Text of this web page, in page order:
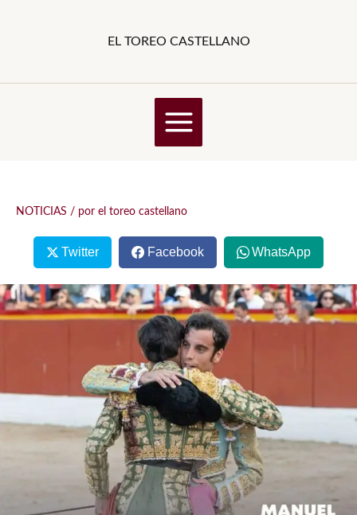
EL TOREO CASTELLANO
NOTICIAS / por el toreo castellano
Twitter Facebook WhatsApp